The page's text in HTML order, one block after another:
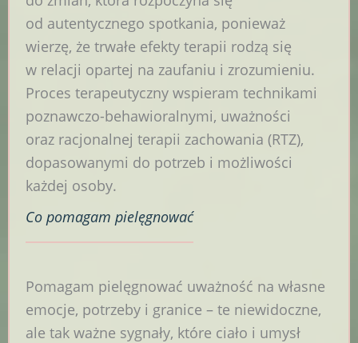
od autentycznego spotkania, ponieważ
wierzę, że trwałe efekty terapii rodzą się
w relacji opartej na zaufaniu i zrozumieniu.
Proces terapeutyczny wspieram technikami
poznawczo-behawioralnymi, uważności
oraz racjonalnej terapii zachowania (RTZ),
dopasowanymi do potrzeb i możliwości
każdej osoby.
Co pomagam pielęgnować
Pomagam pielęgnować uważność na własne
emocje, potrzeby i granice – te niewidoczne,
ale tak ważne sygnały, które ciało i umysł